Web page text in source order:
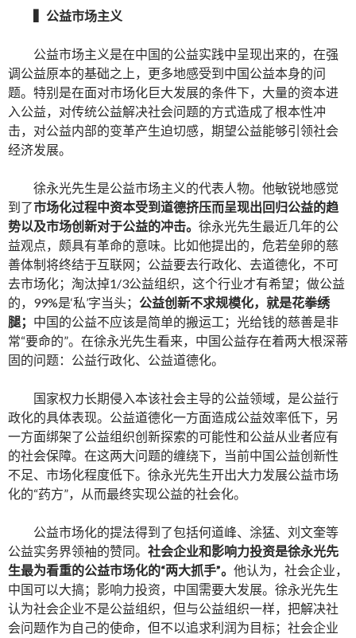
公益市场主义
公益市场主义是在中国的公益实践中呈现出来的，在强
调公益原本的基础之上，更多地感受到中国公益本身的问
题。特别是在面对市场化巨大发展的条件下，大量的资本进
入公益，对传统公益解决社会问题的方式造成了根本性冲
击，对公益内部的变革产生迫切感，期望公益能够引领社会
经济发展。
徐永光先生是公益市场主义的代表人物。他敏锐地感觉
到了市场化过程中资本受到道德挤压而呈现出回归公益的趋
势以及市场创新对于公益的冲击。 徐永光先生最近几年的公
益观点，颇具有革命的意味。比如他提出的，危若垒卵的慈
善体制将终结于互联网；公益要去行政化、去道德化，不可
去市场化；淘汰掉1/3公益组织，这个行业才有希望；做公益
的，99%是‘私’字当头； 公益创新不求规模化，就是花拳绣
腿； 中国的公益不应该是简单的搬运工；光给钱的慈善是非
常“要命的”。在徐永光先生看来，中国公益存在着两大根深蒂
固的问题：公益行政化、公益道德化。
国家权力长期侵入本该社会主导的公益领域，是公益行
政化的具体表现。公益道德化一方面造成公益效率低下，另
一方面绑架了公益组织创新探索的可能性和公益从业者应有
的社会保障。在这两大问题的缠绕下，当前中国公益创新性
不足、市场化程度低下。徐永光先生开出大力发展公益市场
化的“药方”，从而最终实现公益的社会化。
公益市场化的提法得到了包括何道峰、涂猛、刘文奎等
公益实务界领袖的赞同。 社会企业和影响力投资是徐永光先
生最为看重的公益市场化的“两大抓手”。 他认为，社会企业，
中国可以大搞；影响力投资，中国需要大发展。徐永光先生
认为社会企业不是公益组织，但与公益组织一样，把解决社
会问题作为自己的使命，但不以追求利润为目标；社会企业